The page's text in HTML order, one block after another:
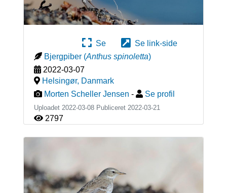
Se
Se link-side
Bjergpiber (Anthus spinoletta)
2022-03-07
Helsingør, Danmark
Morten Scheller Jensen - Se profil
Uploadet 2022-03-08 Publiceret 2022-03-21
2797